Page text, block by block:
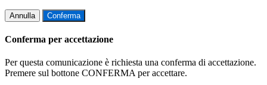
Annulla Conferma
Conferma per accettazione
Per questa comunicazione è richiesta una conferma di accettazione.
Premere sul bottone CONFERMA per accettare.